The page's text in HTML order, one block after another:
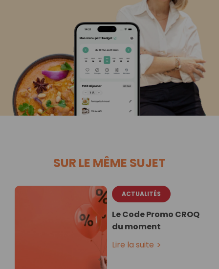
SUR LE MÊME SUJET
ACTUALITÉS
Le Code Promo CROQ
du moment
Lire la suite